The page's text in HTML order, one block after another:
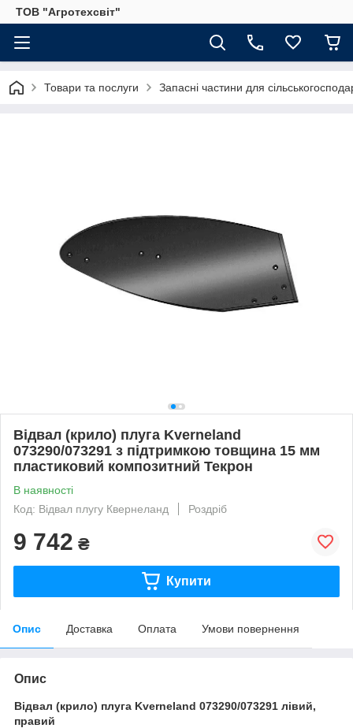
ТОВ "Агротехсвіт"
Товари та послуги Запасні частини для
Відвал (крило) плуга Kverneland
073290/073291 з підтримкою товщина 15 мм
пластиковий композитний Текрон
В наявності
Код: Відвал плугу Квернеланд
Роздріб
9 742 ₴
Купити
Опис Доставка Оплата Умови повернення
Опис
Відвал (крило) плуга Kverneland 073290/073291 лівий,
правий